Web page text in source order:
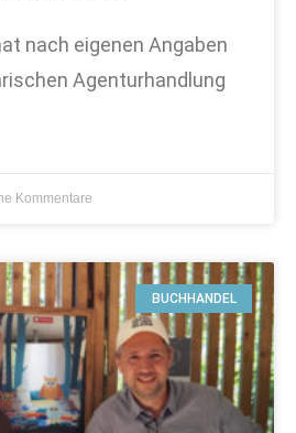
nach eigenen Angaben
Agenturhandlung
Kommentare
BUCHHANDEL